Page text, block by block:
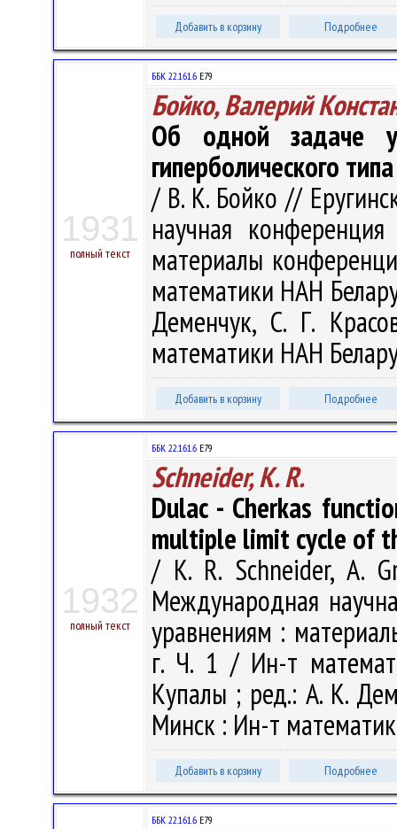
Добавить в корзину Подробнее
1931
полный текст
ББК 22.161.6 Е79
Бойко, Валерий
Об одной задаче
гиперболического типа
/ В. К. Бойко //
научная
материалы
математики НАН
Деменчук, С. Г.
математики НАН
Добавить в корзину Подробнее
1932
полный текст
ББК 22.161.6 Е79
Schneider, K. R.
Dulac - Cherkas
multiple limit cycle of
/ K. R. Schneider, A.
Международная
уравнениям :
г. Ч. 1 / Ин-т
Купалы ; ред.: А. К.
Минск : Ин-т
Добавить в корзину Подробнее
ББК 22.161.6 Е79